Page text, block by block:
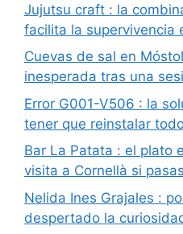
Jujutsu craft : la
facilita la supervivencia
Cuevas de sal en
inesperada tras una
Error G001-V506 : la
tener que reinstalar
Bar La Patata : el plato
visita a Cornellà si
Nelida Ines Grajales :
despertado la